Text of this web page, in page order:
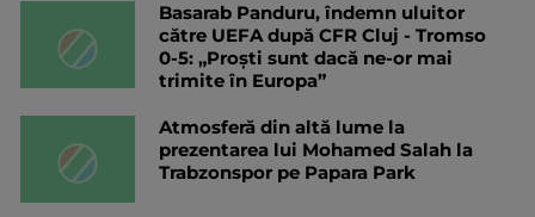
Basarab Panduru, îndemn uluitor
către UEFA după CFR Cluj - Tromso
0-5: „Proști sunt dacă ne-or mai
trimite în Europa”
Atmosferă din altă lume la
prezentarea lui Mohamed Salah la
Trabzonspor pe Papara Park